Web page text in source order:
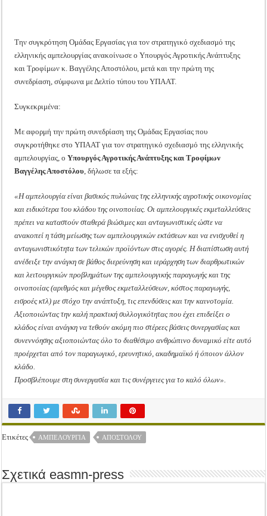
Την συγκρότηση Ομάδας Εργασίας για τον στρατηγικό σχεδιασμό της
ελληνικής αμπελουργίας ανακοίνωσε ο Υπουργός Αγροτικής Ανάπτυξης
και Τροφίμων κ. Βαγγέλης Αποστόλου, μετά και την πρώτη της
συνεδρίαση, σύμφωνα με Δελτίο τύπου του ΥΠΑΑΤ.
Συγκεκριμένα:
Με αφορμή την πρώτη συνεδρίαση της Ομάδας Εργασίας που
συγκροτήθηκε στο ΥΠΑΑΤ για τον στρατηγικό σχεδιασμό της ελληνικής
αμπελουργίας, οΥπουργός Αγροτικής Ανάπτυξης και Τροφίμων
Βαγγέλης Αποστόλου, δήλωσε τα εξής:
«Η αμπελουργία είναι βασικός πυλώνας της ελληνικής αγροτικής οικονομίας
και ειδικότερα του κλάδου της οινοποιίας. Οι αμπελουργικές εκμεταλλεύσεις
πρέπει να καταστούν σταθερά βιώσιμες και ανταγωνιστικές ώστε να
ανακοπεί η τάση μείωσης των αμπελουργικών εκτάσεων και να ενισχυθεί η
ανταγωνιστικότητα των τελικών προϊόντων στις αγορές. Η διαπίστωση αυτή
ανέδειξε την ανάγκη σε βάθος διερεύνηση και ιεράρχηση των διαρθρωτικών
και λειτουργικών προβλημάτων της αμπελουργικής παραγωγής και της
οινοποιίας (αριθμός και μέγεθος εκμεταλλεύσεων, κόστος παραγωγής,
εισροές κτλ) με στόχο την ανάπτυξη, τις επενδύσεις και την καινοτομία.
Αξιοποιώντας την καλή πρακτική συλλογικότητας που έχει επιδείξει ο
κλάδος είναι ανάγκη να τεθούν ακόμη πιο στέρεες βάσεις συνεργασίας και
συνεννόησης αξιοποιώντας όλο το διαθέσιμο ανθρώπινο δυναμικό είτε αυτό
προέρχεται από τον παραγωγικό, ερευνητικό, ακαδημαϊκό ή όποιον άλλον
κλάδο.
Προσβλέπουμε στη συνεργασία και τις συνέργειες για το καλό όλων».
Ετικέτες ΑΜΠΕΛΟΥΡΓΊΑ ΑΠΟΣΤΌΛΟΥ
Σχετικά easmn-press